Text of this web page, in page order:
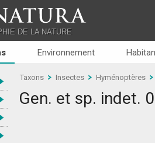
DE LA NATURE
Environnement
Taxons Insectes Hyménoptères
Gen. et sp. indet.